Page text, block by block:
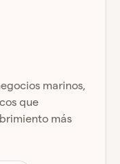
marinos,
que
más